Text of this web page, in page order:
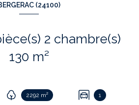
(24100)
130 m²
2292 m² 1